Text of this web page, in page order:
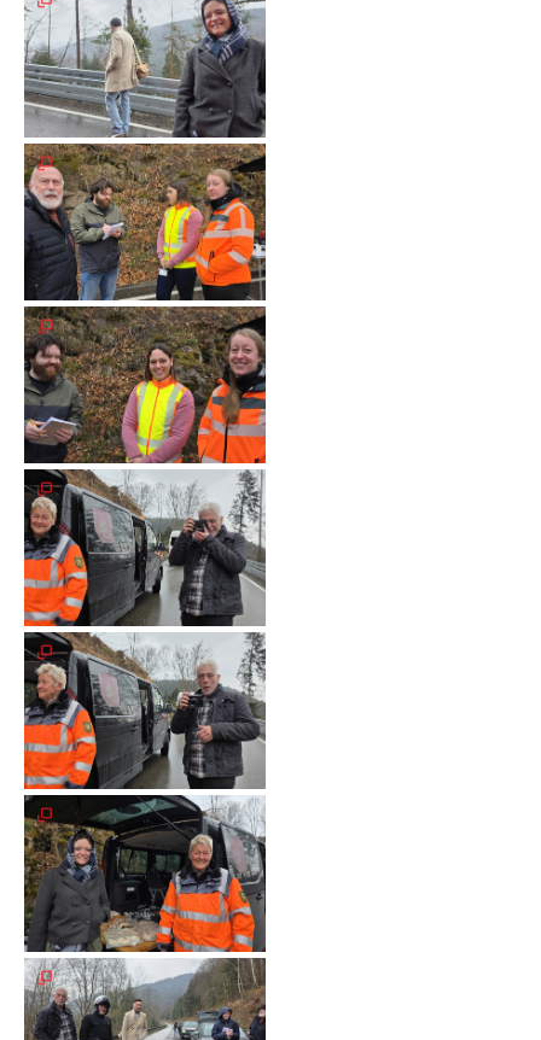
Flex.
Kurvenleittafel
Galerien
Galerie
2026
Galerie
2025
Galerie
2024
Galerie
2023
Galerie
2022
Galerie
2021
Galerie
2020
Galerie
2019
Galerie
2018
Galerie
2017
Galerie
2016
Galerie
2015
Galerie
2014
Galerie
2013